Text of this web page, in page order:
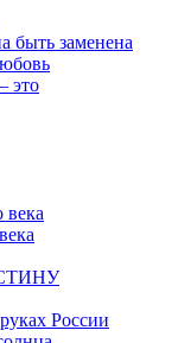
быть заменена
это
России